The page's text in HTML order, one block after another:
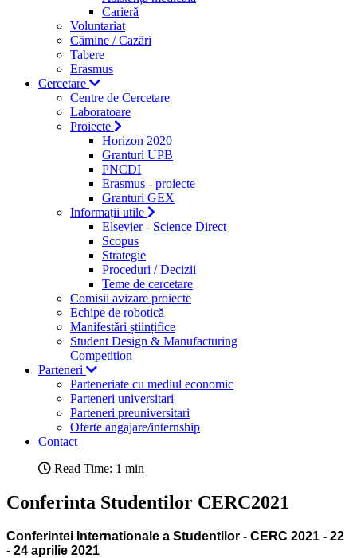
Carieră
Voluntariat
Cămine / Cazări
Tabere
Erasmus
Cercetare
Centre de Cercetare
Laboratoare
Proiecte
Horizon 2020
Granturi UPB
PNCDI
Erasmus - proiecte
Granturi GEX
Informații utile
Elsevier - Science Direct
Scopus
Strategie
Proceduri / Decizii
Teme de cercetare
Comisii avizare proiecte
Echipe de robotică
Manifestări științifice
Student Design & Manufacturing
Competition
Parteneri
Parteneriate cu mediul economic
Parteneri universitari
Parteneri preuniversitari
Oferte angajare/internship
Contact
Read Time: 1 min
Conferinta Studentilor CERC2021
Conferintei Internationale a Studentilor - CERC 2021 - 22
- 24 aprilie 2021